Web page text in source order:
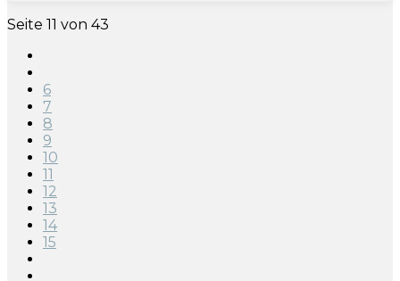
Seite 11 von 43
6
7
8
9
10
11
12
13
14
15